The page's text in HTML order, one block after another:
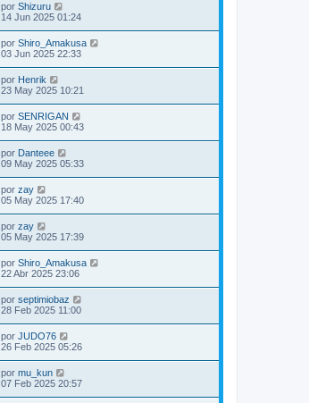
por Shizuru
14 Jun 2025 01:24
por Shiro_Amakusa
03 Jun 2025 22:33
por Henrik
23 May 2025 10:21
por SENRIGAN
18 May 2025 00:43
por Danteee
09 May 2025 05:33
por zay
05 May 2025 17:40
por zay
05 May 2025 17:39
por Shiro_Amakusa
22 Abr 2025 23:06
por septimiobaz
28 Feb 2025 11:00
por JUDO76
26 Feb 2025 05:26
por mu_kun
07 Feb 2025 20:57